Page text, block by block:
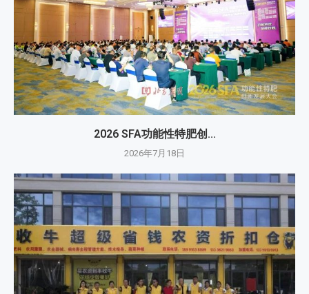
2026 SFA功能性特肥创...
2026年7月18日